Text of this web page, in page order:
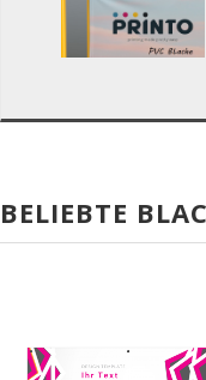
BELIEBTE